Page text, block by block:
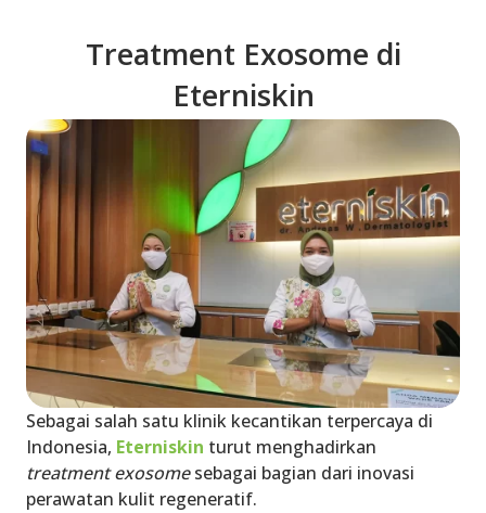
Treatment Exosome di
Eterniskin
Sebagai salah satu klinik kecantikan terpercaya di
Indonesia, Eterniskin turut menghadirkan
treatment exosomesebagai bagian dari inovasi
perawatan kulit regeneratif.